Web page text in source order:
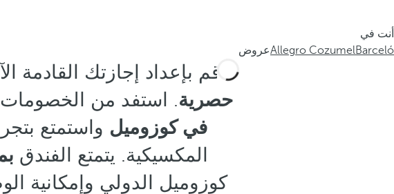
أنت في
Barceló
Allegro Cozumelعروض
قم بإعداد إجازتك القادمة
حصرية. استفد من الخصومات
في كوزوميل واستمتع
المكسيكية. يتمتع الفندق
كوزوميل الدولي وإمكانية